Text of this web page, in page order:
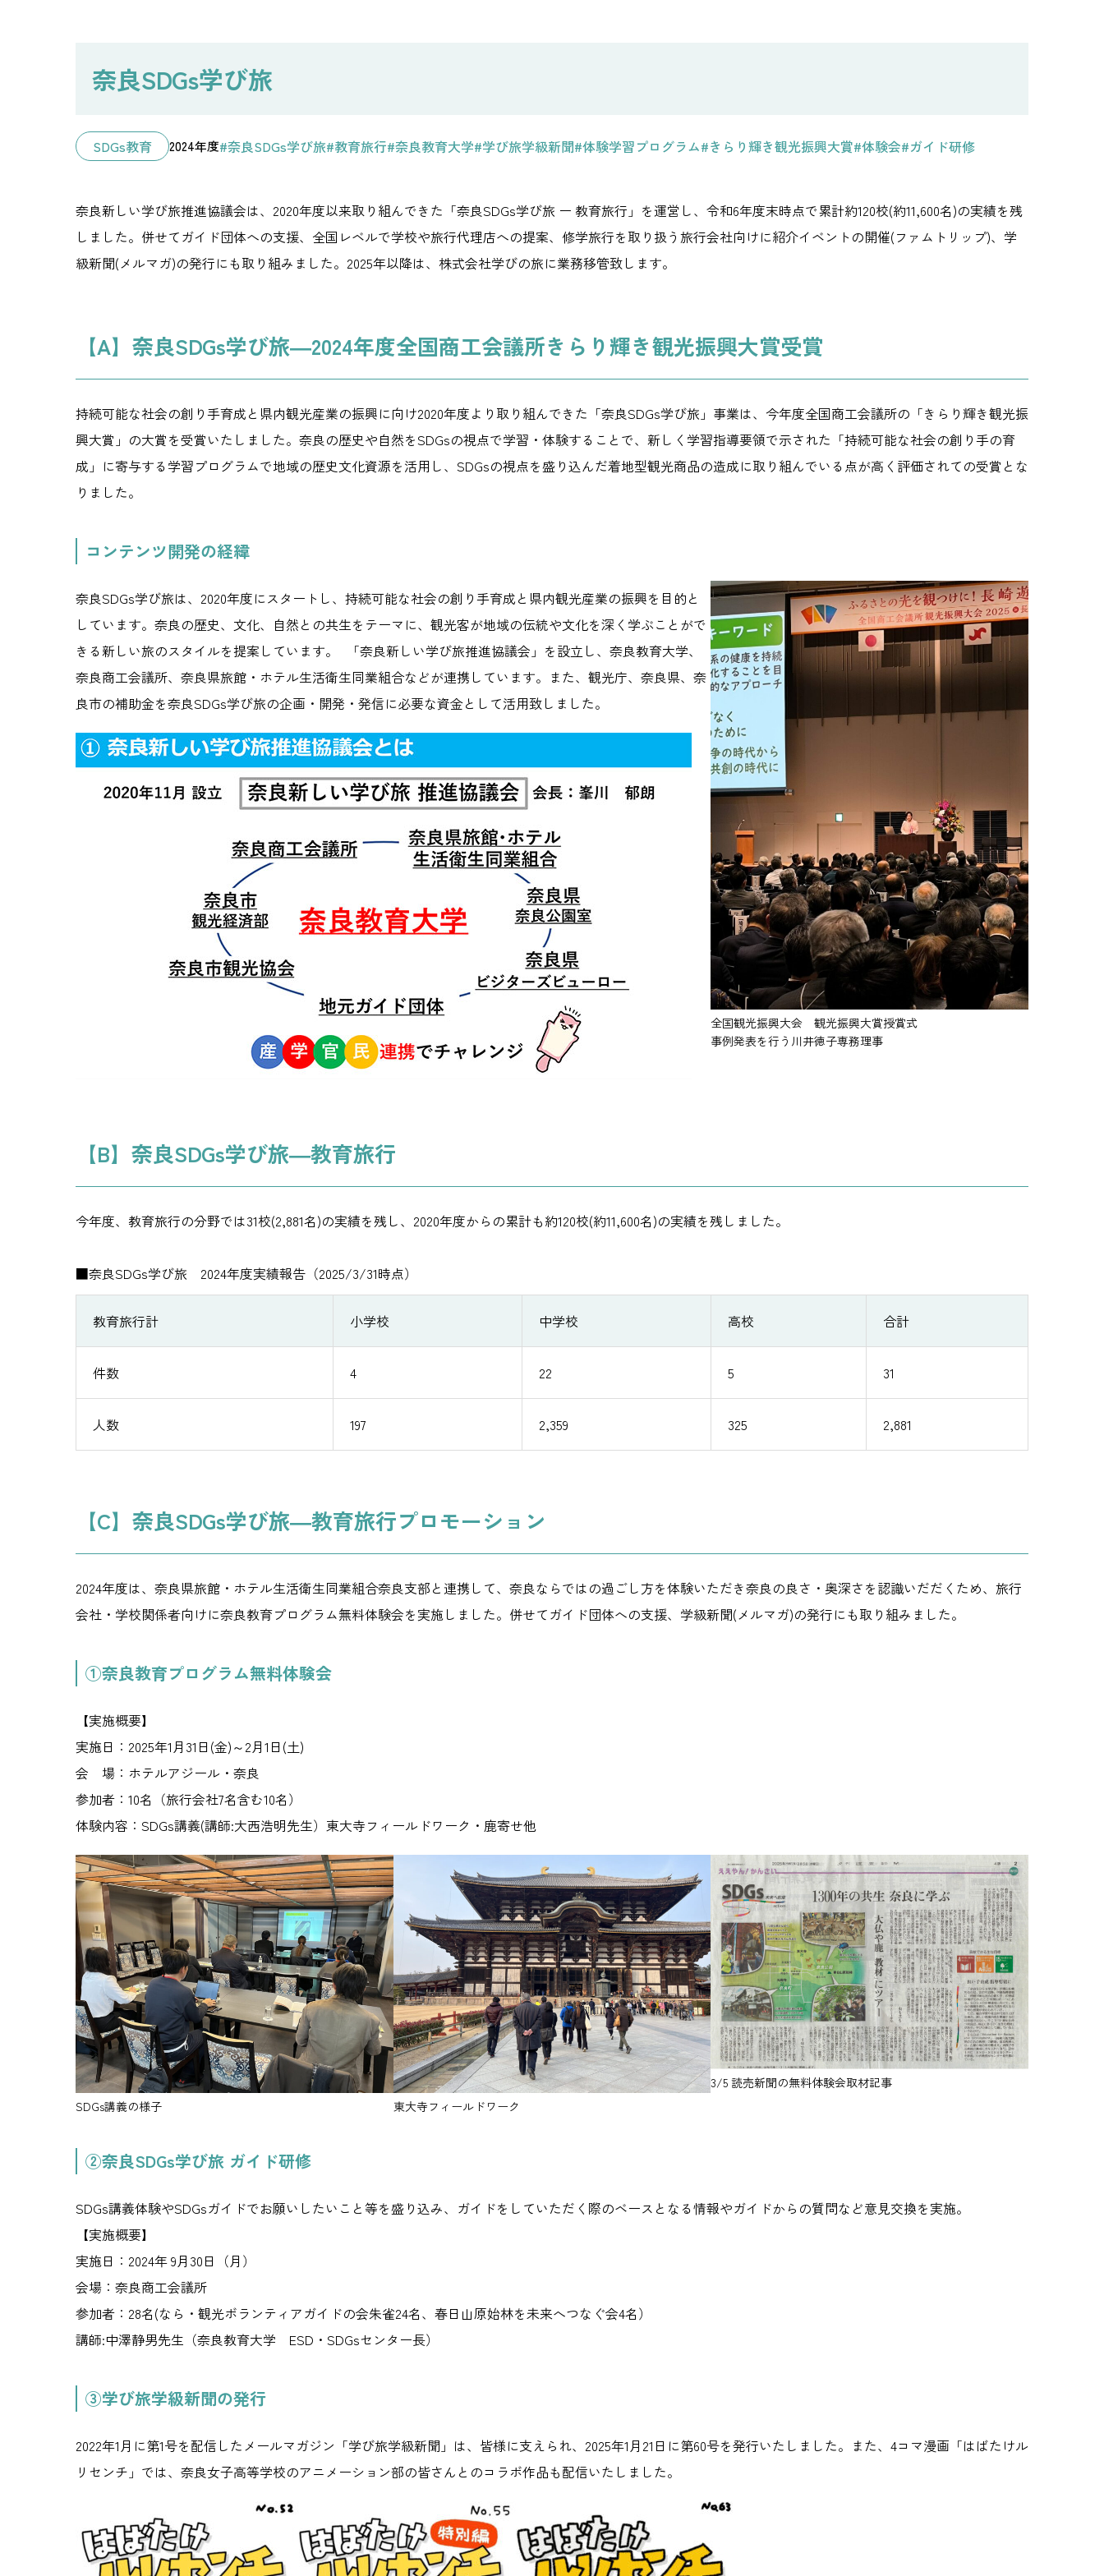
奈良SDGs学び旅
SDGs教育 2024年度#奈良SDGs学び旅#教育旅行#奈良教育大学#学び旅学級新聞#体験学習プログラム#きらり輝き観光振興大賞#体験会#ガイド研修
奈良新しい学び旅推進協議会は、2020年度以来取り組んできた「奈良SDGs学び旅 ー 教育旅行」を運営し、令和6年度末時点で累計約120校(約11,600名)の実績を残
しました。併せてガイド団体への支援、全国レベルで学校や旅行代理店への提案、修学旅行を取り扱う旅行会社向けに紹介イベントの開催(ファムトリップ)、学
級新聞(メルマガ)の発行にも取り組みました。2025年以降は、株式会社学びの旅に業務移管致します。
【A】奈良SDGs学び旅―2024年度全国商工会議所きらり輝き観光振興大賞受賞
持続可能な社会の創り手育成と県内観光産業の振興に向け2020年度より取り組んできた「奈良SDGs学び旅」事業は、今年度全国商工会議所の「きらり輝き観光振
興大賞」の大賞を受賞いたしました。奈良の歴史や自然をSDGsの視点で学習・体験することで、新しく学習指導要領で示された「持続可能な社会の創り手の育
成」に寄与する学習プログラムで地域の歴史文化資源を活用し、SDGsの視点を盛り込んだ着地型観光商品の造成に取り組んでいる点が高く評価されての受賞とな
りました。
コンテンツ開発の経緯
奈良SDGs学び旅は、2020年度にスタートし、持続可能な社会の創り手育成と県内観光産業の振興を目的と
しています。奈良の歴史、文化、自然との共生をテーマに、観光客が地域の伝統や文化を深く学ぶことがで
きる新しい旅のスタイルを提案しています。 「奈良新しい学び旅推進協議会」を設立し、奈良教育大学、
奈良商工会議所、奈良県旅館・ホテル生活衛生同業組合などが連携しています。また、観光庁、奈良県、奈
良市の補助金を奈良SDGs学び旅の企画・開発・発信に必要な資金として活用致しました。
全国観光振興大会 観光振興大賞授賞式
事例発表を行う川井徳子専務理事
【B】奈良SDGs学び旅―教育旅行
今年度、教育旅行の分野では31校(2,881名)の実績を残し、2020年度からの累計も約120校(約11,600名)の実績を残しました。
■奈良SDGs学び旅 2024年度実績報告（2025/3/31時点）
教育旅行計 小学校 中学校 高校 合計
件数 4 22 5 31
人数 197 2,359 325 2,881
【C】奈良SDGs学び旅―教育旅行プロモーション
2024年度は、奈良県旅館・ホテル生活衛生同業組合奈良支部と連携して、奈良ならではの過ごし方を体験いただき奈良の良さ・奥深さを認識いだだくため、旅行
会社・学校関係者向けに奈良教育プログラム無料体験会を実施しました。併せてガイド団体への支援、学級新聞(メルマガ)の発行にも取り組みました。
①奈良教育プログラム無料体験会
【実施概要】
実施日：2025年1月31日(金)～2月1日(土)
会 場：ホテルアジール・奈良
参加者：10名（旅行会社7名含む10名）
体験内容：SDGs講義(講師:大西浩明先生）東大寺フィールドワーク・鹿寄せ他
SDGs講義の様子 東大寺フィールドワーク
3/5 読売新聞の無料体験会取材記事
②奈良SDGs学び旅 ガイド研修
SDGs講義体験やSDGsガイドでお願いしたいこと等を盛り込み、ガイドをしていただく際のベースとなる情報やガイドからの質問など意見交換を実施。
【実施概要】
実施日：2024年 9月30日（月）
会場：奈良商工会議所
参加者：28名(なら・観光ボランティアガイドの会朱雀24名、春日山原始林を未来へつなぐ会4名）
講師:中澤静男先生（奈良教育大学 ESD・SDGsセンター長）
③学び旅学級新聞の発行
2022年1月に第1号を配信したメールマガジン「学び旅学級新聞」は、皆様に支えられ、2025年1月21日に第60号を発行いたしました。また、4コマ漫画「はばたけル
リセンチ」では、奈良女子高等学校のアニメーション部の皆さんとのコラボ作品も配信いたしました。